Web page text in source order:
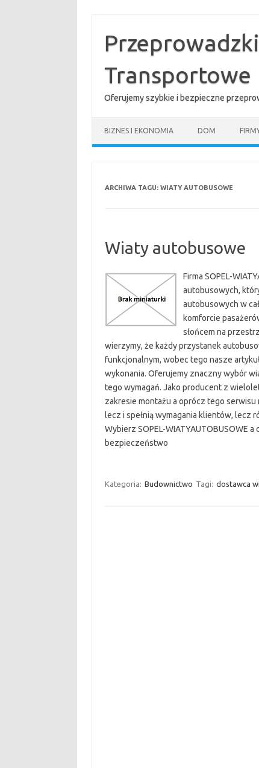
treści
Transportowe
Oferujemy szybkie i bezpieczne
BIZNES I EKONOMIA DOM
ARCHIWA TAGU: WIATY AUTOBUSOWE
Wiaty autobusowe
Firma SOPEL-
autobusowych,
autobusowych w
komforcie
słońcem na
wierzymy, że każdy przystanek
funkcjonalnym, wobec tego nasze
wykonania. Oferujemy znaczny wybór
tego wymagań. Jako producent z
zakresie montażu a oprócz tego
lecz i spełnią wymagania klientów,
Wybierz SOPEL-WIATYAUTOBUSOWE
bezpieczeństwo
Kategoria: Budownictwo Tagi: dostawca